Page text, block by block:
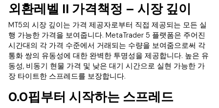
외환레벨 II 가격책정 – 시장 깊이
MT5의 시장 깊이는 가격 제공자로부터 직접 제공되는 모든 실
행 가능한 가격을 보여줍니다. MetaTrader 5 플랫폼은 주어진
시간대의 각 가격 수준에서 거래되는 수량을 보여줌으로써 각
통화 쌍의 유동성에 대한 완벽한 투명성을 제공합니다. 높은 유
동성, 비동기 현물 가격 및 낮은 대기 시간으로 실현 가능한 가
장 타이트한 스프레드를 보장합니다.
0.0핍부터 시작하는 스프레드